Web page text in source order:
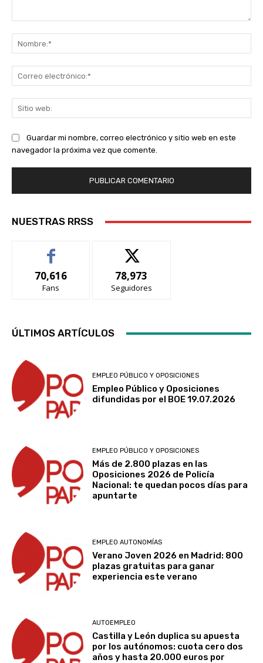
Guardar mi nombre, correo electrónico y sitio web en este
navegador la próxima vez que comente.
NUESTRAS RRSS
70,616
Fans
78,973
Seguidores
ÚLTIMOS ARTÍCULOS
EMPLEO PÚBLICO Y OPOSICIONES
Empleo Público y Oposiciones
difundidas por el BOE 19.07.2026
EMPLEO PÚBLICO Y OPOSICIONES
Más de 2.800 plazas en las
Oposiciones 2026 de Policía
Nacional: te quedan pocos días para
apuntarte
EMPLEO AUTONOMÍAS
Verano Joven 2026 en Madrid: 800
plazas gratuitas para ganar
experiencia este verano
AUTOEMPLEO
Castilla y León duplica su apuesta
por los autónomos: cuota cero dos
años y hasta 20.000 euros por